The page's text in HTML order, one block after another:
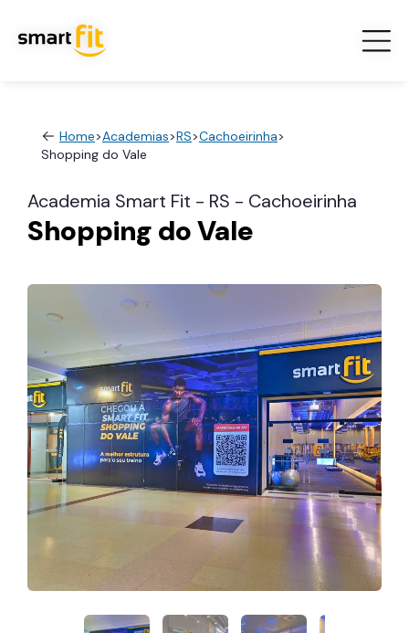
Home>Academias>RS>Cachoeirinha>
Shopping do Vale
Academia Smart Fit - RS - Cachoeirinha
Shopping do Vale